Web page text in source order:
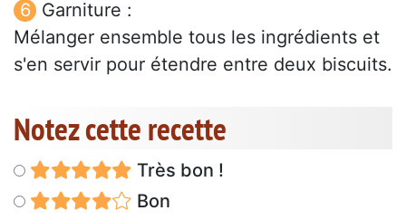
Garniture :
Mélanger ensemble tous les ingrédients et
s'en servir pour étendre entre deux biscuits.
Notez cette recette
Très bon !
Bon